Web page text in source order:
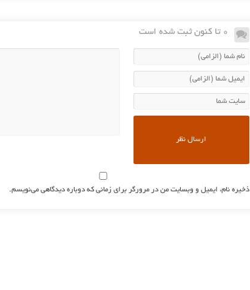
0 تا کنون ثبت شده است
ذخیره نام، ایمیل و وبسایت من در مرورگر برای زمانی که دوباره دیدگاهی می‌نویسم.